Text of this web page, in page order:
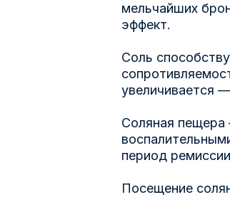
мельчайших
эффект.
Соль
увеличивается
Соляная пещера
период
Посещение